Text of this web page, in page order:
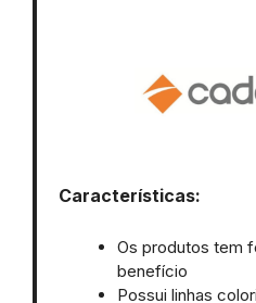
Características:
Os produtos tem
benefício
Possui linhas